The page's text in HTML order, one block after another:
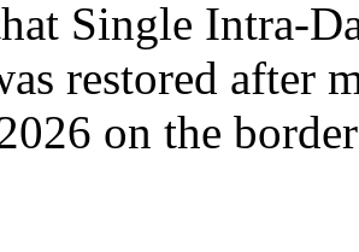
Single Intra-
restored after
on the